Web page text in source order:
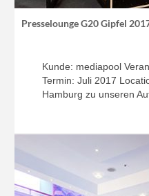
Presselounge G20 Gipfel
Kunde: mediapool
Termin: Juli 2017
Hamburg zu unseren